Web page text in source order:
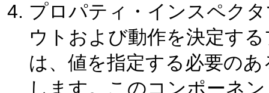
プロパティ・インスペク
ウトおよび動作を決定す
は、値を指定する必要の
します。このコンポーネ